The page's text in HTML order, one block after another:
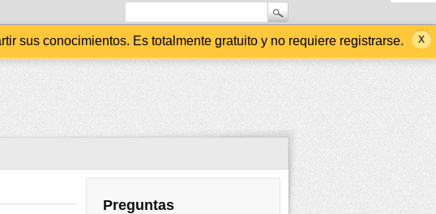
sus conocimientos. Es totalmente gratuito y no requiere registrarse.
Preguntas